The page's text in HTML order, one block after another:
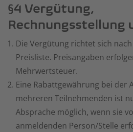
§4 Vergütung,
Rechnungsstellung
Die Vergütung richtet sich
Preisliste. Preisangaben
Mehrwertsteuer.
Eine Rabattgewährung bei der
mehreren Teilnehmenden ist
Absprache möglich, wenn sie
anmeldenden Person/Stelle